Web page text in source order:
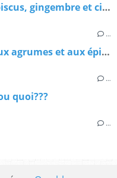
Boisson rafraichissante à l'hibiscus, gingembre et citron vert
…
Rafraîchissement: thé glacé aux agrumes et aux épices
…
quoi???
…